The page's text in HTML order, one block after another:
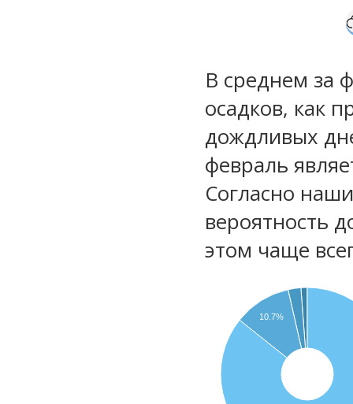
В среднем за
осадков, как
дождливых
февраль
Согласно
вероятность
этом чаще
10.7%